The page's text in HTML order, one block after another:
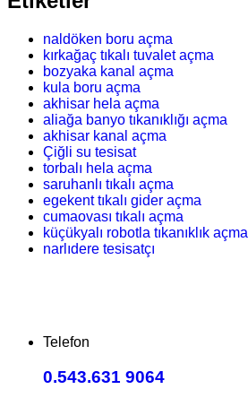
naldöken boru açma
kırkağaç tıkalı tuvalet açma
bozyaka kanal açma
kula boru açma
akhisar hela açma
aliağa banyo tıkanıklığı açma
akhisar kanal açma
Çiğli su tesisat
torbalı hela açma
saruhanlı tıkalı açma
egekent tıkalı gider açma
cumaovası tıkalı açma
küçükyalı robotla tıkanıklık açma
narlıdere tesisatçı
Telefon
0.543.631 9064